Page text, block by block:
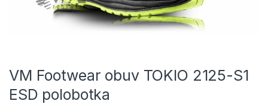
VM Footwear obuv TOKIO 2125-S1
ESD polobotka